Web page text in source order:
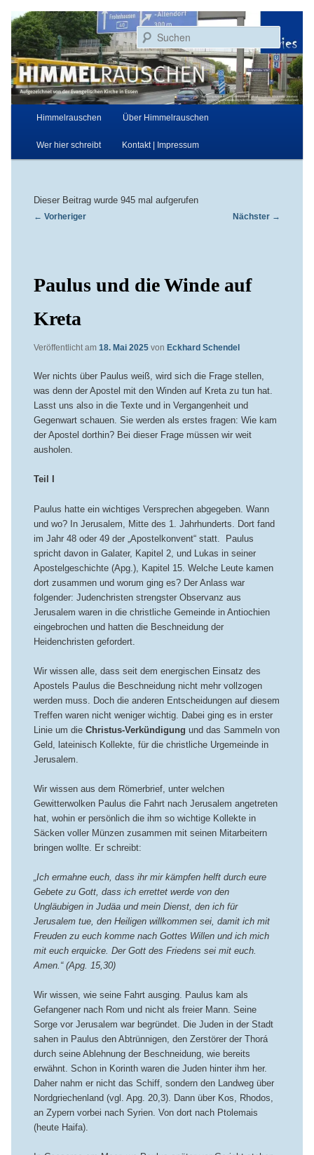
primären
Inhalt
springen
Himmelrauschen
Aufgezeichnet von der Evangelischen Kirche in Essen
Hauptmenü
Himmelrauschen Über Himmelrauschen
Wer hier schreibt Kontakt | Impressum
Dieser Beitrag wurde 945 mal aufgerufen
Beitragsnavigation
← Vorheriger Nächster →
Paulus und die Winde auf
Kreta
Veröffentlicht am 18. Mai 2025 von Eckhard Schendel
Wer nichts über Paulus weiß, wird sich die Frage stellen,
was denn der Apostel mit den Winden auf Kreta zu tun hat.
Lasst uns also in die Texte und in Vergangenheit und
Gegenwart schauen. Sie werden als erstes fragen: Wie kam
der Apostel dorthin? Bei dieser Frage müssen wir weit
ausholen.
Teil I
Paulus hatte ein wichtiges Versprechen abgegeben. Wann
und wo? In Jerusalem, Mitte des 1. Jahrhunderts. Dort fand
im Jahr 48 oder 49 der „Apostelkonvent“ statt. Paulus
spricht davon in Galater, Kapitel 2, und Lukas in seiner
Apostelgeschichte (Apg.), Kapitel 15. Welche Leute kamen
dort zusammen und worum ging es? Der Anlass war
folgender: Judenchristen strengster Observanz aus
Jerusalem waren in die christliche Gemeinde in Antiochien
eingebrochen und hatten die Beschneidung der
Heidenchristen gefordert.
Wir wissen alle, dass seit dem energischen Einsatz des
Apostels Paulus die Beschneidung nicht mehr vollzogen
werden muss. Doch die anderen Entscheidungen auf diesem
Treffen waren nicht weniger wichtig. Dabei ging es in erster
Linie um die Christus-Verkündigung und das Sammeln von
Geld, lateinisch Kollekte, für die christliche Urgemeinde in
Jerusalem.
Wir wissen aus dem Römerbrief, unter welchen
Gewitterwolken Paulus die Fahrt nach Jerusalem angetreten
hat, wohin er persönlich die ihm so wichtige Kollekte in
Säcken voller Münzen zusammen mit seinen Mitarbeitern
bringen wollte. Er schreibt:
„Ich ermahne euch, dass ihr mir kämpfen helft durch eure
Gebete zu Gott, dass ich errettet werde von den
Ungläubigen in Judäa und mein Dienst, den ich für
Jerusalem tue, den Heiligen willkommen sei, damit ich mit
Freuden zu euch komme nach Gottes Willen und ich mich
mit euch erquicke. Der Gott des Friedens sei mit euch.
Amen.“ (Apg. 15,30)
Wir wissen, wie seine Fahrt ausging. Paulus kam als
Gefangener nach Rom und nicht als freier Mann. Seine
Sorge vor Jerusalem war begründet. Die Juden in der Stadt
sahen in Paulus den Abtrünnigen, den Zerstörer der Thorá
durch seine Ablehnung der Beschneidung, wie bereits
erwähnt. Schon in Korinth waren die Juden hinter ihm her.
Daher nahm er nicht das Schiff, sondern den Landweg über
Nordgriechenland (vgl. Apg. 20,3). Dann über Kos, Rhodos,
an Zypern vorbei nach Syrien. Von dort nach Ptolemais
(heute Haifa).